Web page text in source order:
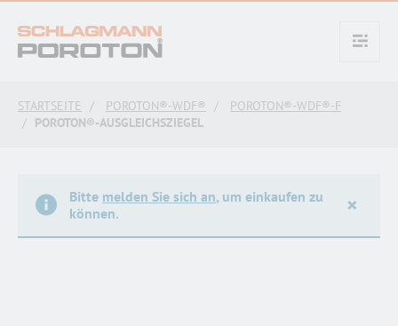
text.skipToContent
text.skipToNavigation
STARTSEITE POROTON®-WDF®
POROTON®-WDF®-F
POROTON®-AUSGLEICHSZIEGEL
Bitte melden Sie sich an, um einkaufen zu
können.
×